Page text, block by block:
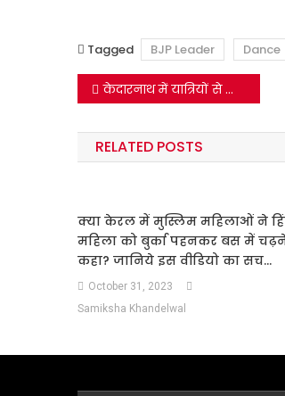
Tagged BJP Leader Dance
Post
navigation
केदारनाथ में यात्रियों से मारपीट मामले में नहीं है कोई सांप्रदायिक एंगल…..
RELATED POSTS
क्या केरल में मुस्लिम महिलाओं ने
महिला को बुर्का पहनकर बस में
कहा? जानिये इस वीडियो का सच…
October 31, 2023
Samiksha Khandelwal